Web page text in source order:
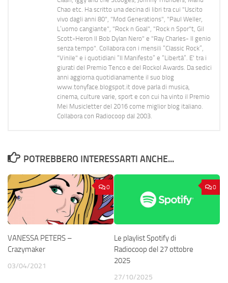
Chao etc. Ha scritto una decina di libri tra cui "Uscito
vivo dagli anni 80", "Mod Generations", "Paul Weller,
L’uomo cangiante", "Rock n Goal", "Rock n Spor"t, Gil
Scott-Heron Il Bob Dylan Nero" e "Ray Charles- Il genio
senza tempo". Collabora con i mensili “Classic Rock”,
"Vinile" e i quotidiani “Il Manifesto” e “Libertà”. E' tra i
giurati del Premio Tenco e del Rockol Awards. Da sedici
anni aggiorna quotidianamente il suo blog
www.tonyface.blogspot.it dove parla di musica,
cinema, culture varie, sport e con cui ha vinto il Premio
Mei Musicletter del 2016 come miglior blog italiano.
Collabora con Radiocoop dal 2003.
POTREBBERO INTERESSARTI ANCHE...
0
VANESSA PETERS –
Crazymaker
03/04/2021
0
Le playlist Spotify di
Radiocoop del 27 ottobre
2025
27/10/2025